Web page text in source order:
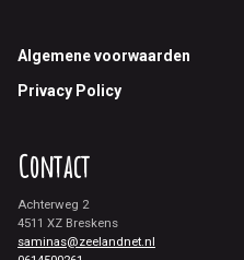
Footer
Algemene voorwaarden
Privacy Policy
Contact
Achterweg 2
4511 XZ Breskens
saminas@zeelandnet.nl